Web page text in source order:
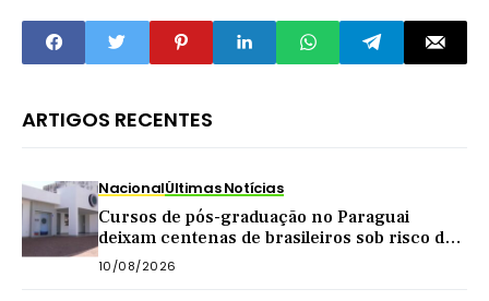
ARTIGOS RECENTES
NacionalÚltimas Notícias
Cursos de pós-graduação no Paraguai
deixam centenas de brasileiros sob risco de
perder diplomas
10/08/2026